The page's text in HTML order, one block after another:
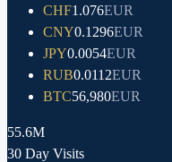
CHF1.076EUR
CNY0.1296EUR
JPY0.0054EUR
RUB0.0112EUR
BTC56,980EUR
55.6M
30 Day Visits